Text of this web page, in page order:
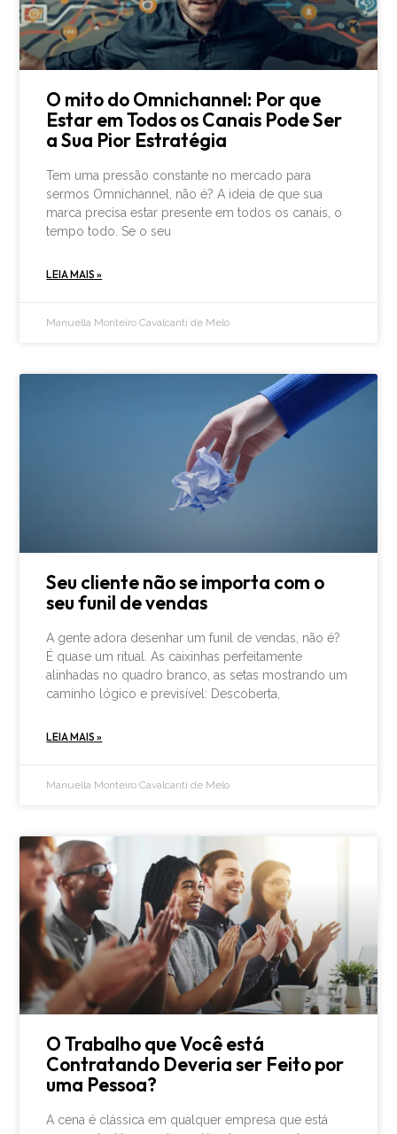
O mito do Omnichannel: Por que
Estar em Todos os Canais Pode Ser
a Sua Pior Estratégia
Tem uma pressão constante no mercado para
sermos Omnichannel, não é? A ideia de que sua
marca precisa estar presente em todos os canais, o
tempo todo. Se o seu
LEIA MAIS »
Manuella Monteiro Cavalcanti de Melo
Seu cliente não se importa com o
seu funil de vendas
A gente adora desenhar um funil de vendas, não é?
É quase um ritual. As caixinhas perfeitamente
alinhadas no quadro branco, as setas mostrando um
caminho lógico e previsível: Descoberta,
LEIA MAIS »
Manuella Monteiro Cavalcanti de Melo
O Trabalho que Você está
Contratando Deveria ser Feito por
uma Pessoa?
A cena é clássica em qualquer empresa que está